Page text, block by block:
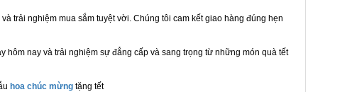
trải nghiệm mua sắm tuyệt vời. Chúng tôi cam kết giao hàng đúng hẹn
hôm nay và trải nghiệm sự đẳng cấp và sang trọng từ những món quà tết
hoa chúc mừng tặng tết